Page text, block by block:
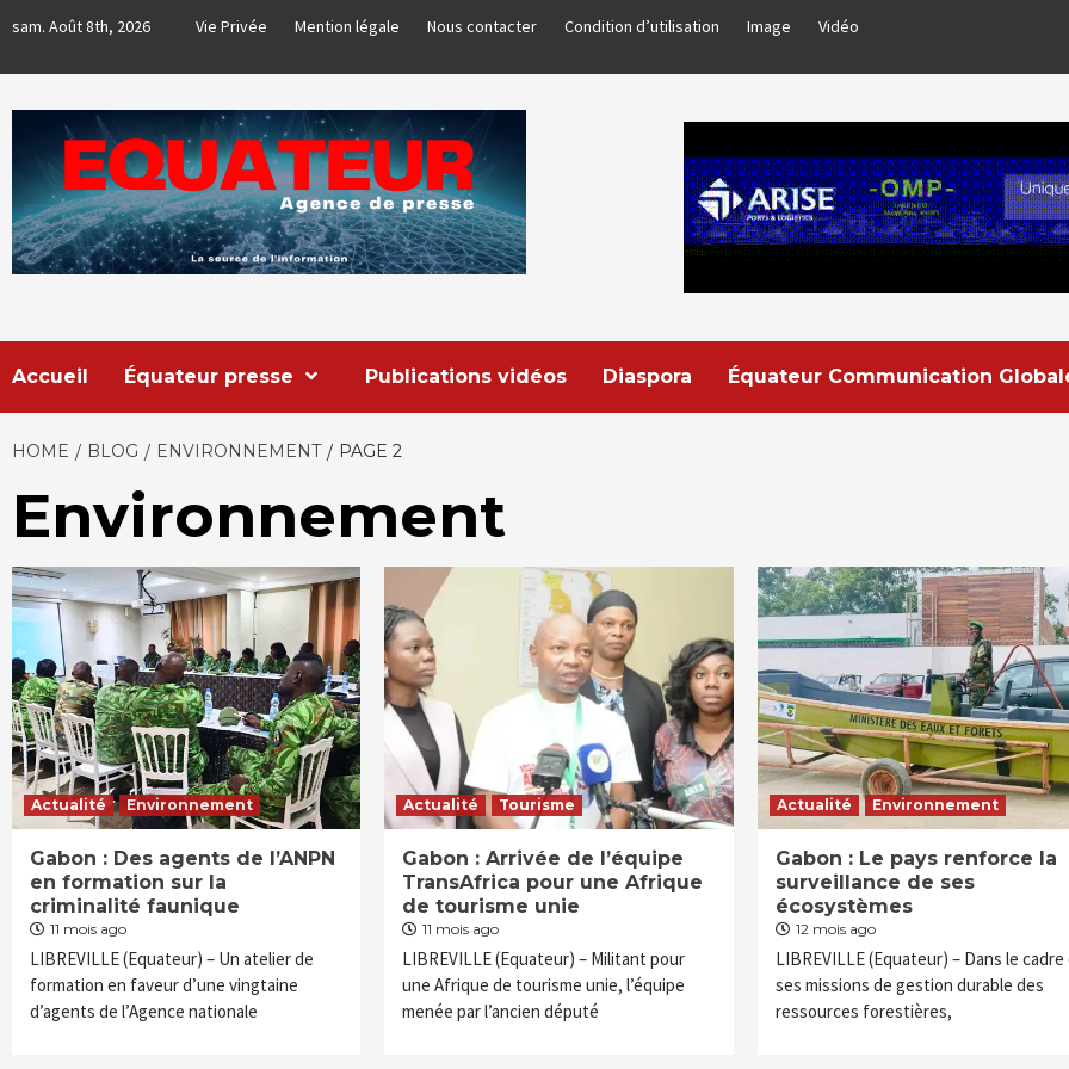
content
sam. Août 8th, 2026 Vie Privée Mention légale Nous contacter Condition d’utilisation Image Vidéo
EQUATEUR
Accueil Équateur presse Publications vidéos Diaspora Équateur Communication
HOME BLOG ENVIRONNEMENT PAGE 2
Environnement
Actualité Environnement
Gabon : Des agents de l’ANPN
en formation sur la
criminalité faunique
11 mois ago
LIBREVILLE (Equateur) – Un atelier de
formation en faveur d’une vingtaine
d’agents de l’Agence nationale
Actualité Tourisme
Gabon : Arrivée de l’équipe
TransAfrica pour une Afrique
de tourisme unie
11 mois ago
LIBREVILLE (Equateur) – Militant pour
une Afrique de tourisme unie, l’équipe
menée par l’ancien député
Actualité Environnement
Gabon : Le pays renforce la
surveillance de ses
écosystèmes
12 mois ago
LIBREVILLE (Equateur) – Dans le cadre
ses missions de gestion durable des
ressources forestières,